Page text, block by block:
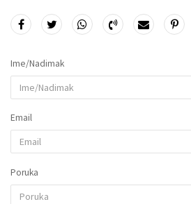
Ime/Nadimak
Email
Poruka